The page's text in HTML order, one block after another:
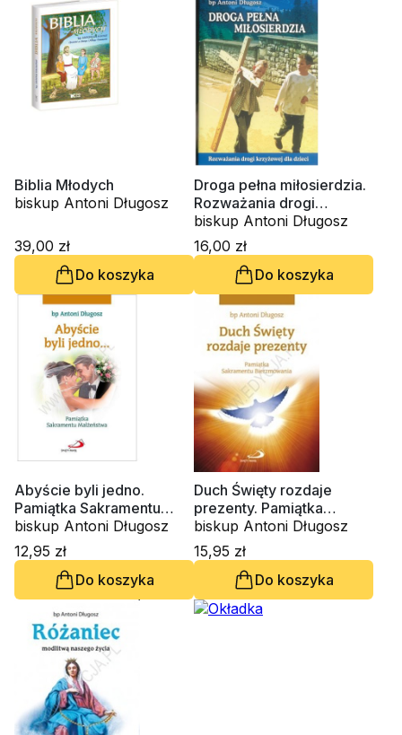
Biblia Młodych
biskup Antoni Długosz
39,00 zł
Do koszyka
Droga pełna miłosierdzia.
Rozważania drogi
krzyżowej dla dzieci
biskup Antoni Długosz
16,00 zł
Do koszyka
Abyście byli jedno.
Pamiątka Sakramentu
Małżeństwa
biskup Antoni Długosz
12,95 zł
Do koszyka
Duch Święty rozdaje
prezenty. Pamiątka
Sakramentu
Bierzmowania (gołębica)
biskup Antoni Długosz
15,95 zł
Do koszyka